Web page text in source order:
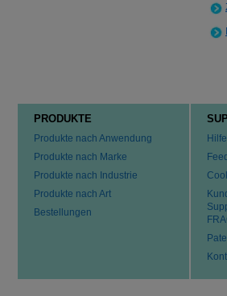
PRODUKTE
Produkte nach Anwendung
Produkte nach Marke
Produkte nach Industrie
Produkte nach Art
Bestellungen
Hilfe